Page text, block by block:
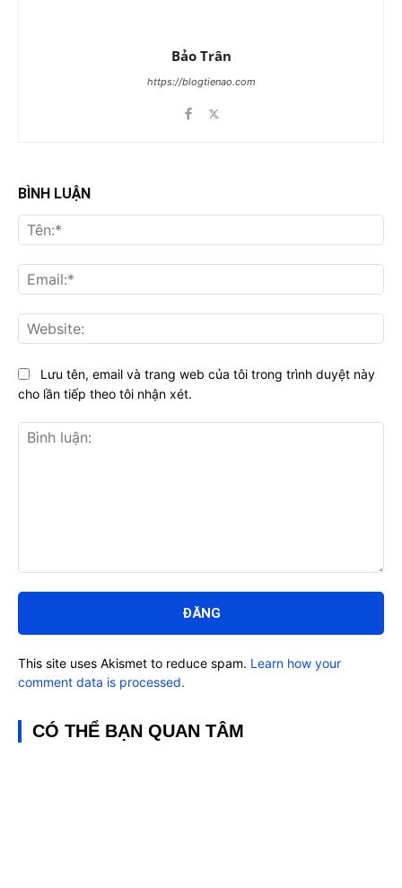
Bảo Trân
https://blogtienao.com
BÌNH LUẬN
luận:
Lưu tên, email và trang web của tôi trong trình duyệt này
cho lần tiếp theo tôi nhận xét.
This site uses Akismet to reduce spam. Learn how your
comment data is processed.
CÓ THỂ BẠN QUAN TÂM